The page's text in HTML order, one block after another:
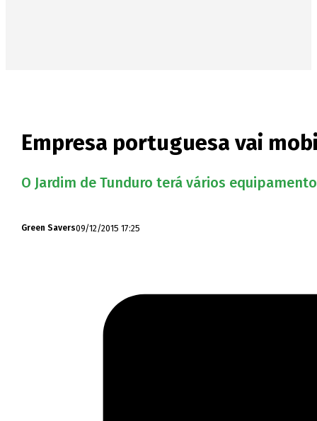
Empresa portuguesa vai
O Jardim de Tunduro terá vários
Green Savers09/12/2015 17:25